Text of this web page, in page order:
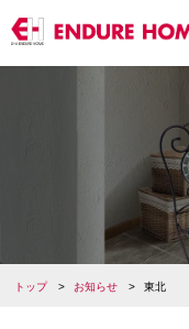
トップ お知らせ 東北